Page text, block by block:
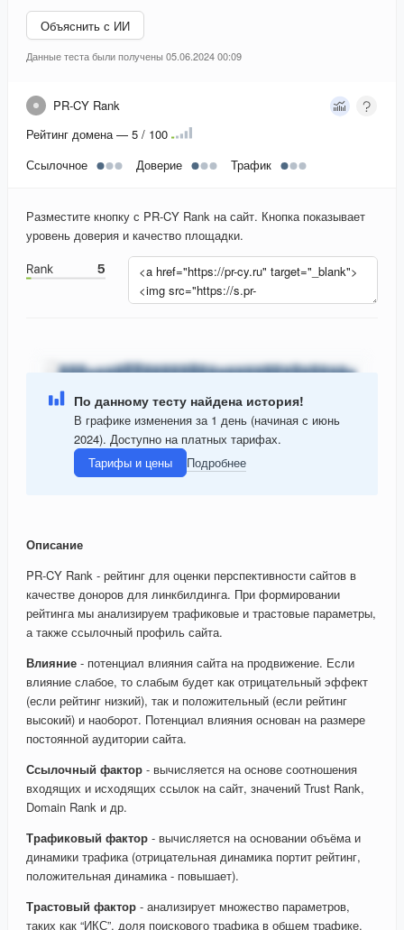
Объяснить с ИИ
Данные теста были получены 05.06.2024 00:09
PR-CY Rank
Рейтинг домена — 5 / 100
Ссылочное
Доверие Трафик
Разместите кнопку с PR-CY Rank на сайт. Кнопка показывает
уровень доверия и качество площадки.
По данному тесту найдена история!
В графике изменения за 1 день (начиная с июнь
2024). Доступно на платных тарифах.
Тарифы и цены
Подробнее
Описание
PR-CY Rank - рейтинг для оценки перспективности сайтов в
качестве доноров для линкбилдинга. При формировании
рейтинга мы анализируем трафиковые и трастовые параметры,
а также ссылочный профиль сайта.
Влияние - потенциал влияния сайта на продвижение. Если
влияние слабое, то слабым будет как отрицательный эффект
(если рейтинг низкий), так и положительный (если рейтинг
высокий) и наоборот. Потенциал влияния основан на размере
постоянной аудитории сайта.
Ссылочный фактор - вычисляется на основе соотношения
входящих и исходящих ссылок на сайт, значений Trust Rank,
Domain Rank и др.
Трафиковый фактор - вычисляется на основании объёма и
динамики трафика (отрицательная динамика портит рейтинг,
положительная динамика - повышает).
Трастовый фактор - анализирует множество параметров,
таких как “ИКС”, доля поискового трафика в общем трафике,